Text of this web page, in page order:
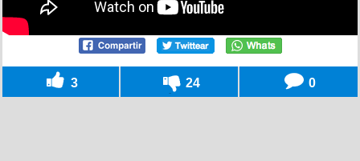
3 24 0